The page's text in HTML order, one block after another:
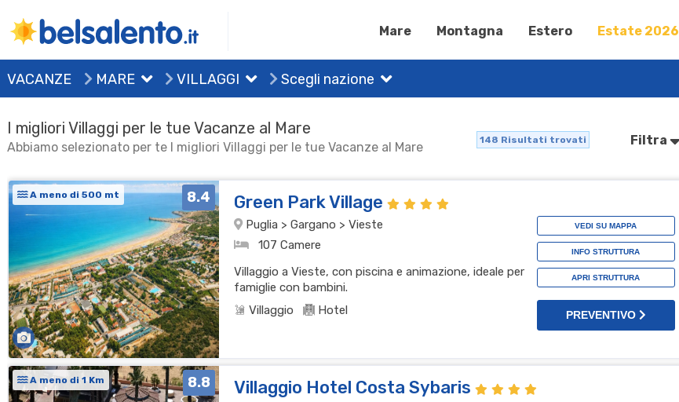
Mare Montagna Estero Estate 2026
VACANZE MARE VILLAGGI Scegli nazione
I migliori Villaggi per le tue Vacanze al Mare
Abbiamo selezionato per te I migliori Villaggi per le tue Vacanze al Mare 148 Risultati trovati Filtra
A meno di 500 mt 8.4 Green Park Village
Puglia > Gargano > Vieste
107 Camere
Villaggio a Vieste, con piscina e animazione, ideale per
famiglie con bambini.
Villaggio
Hotel
VEDI SU MAPPA
INFO STRUTTURA
APRI STRUTTURA
PREVENTIVO
A meno di 1 Km 8.8 Villaggio Hotel Costa Sybaris